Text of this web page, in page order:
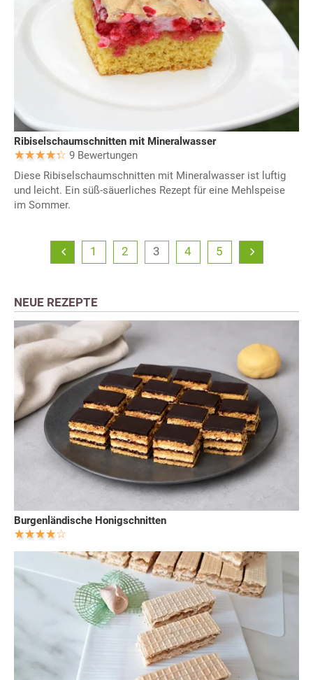
Ribiselschaumschnitten mit Mineralwasser
9 Bewertungen
Diese Ribiselschaumschnitten mit Mineralwasser ist luftig
und leicht. Ein süß-säuerliches Rezept für eine Mehlspeise
im Sommer.
1 2 3 4 5
NEUE REZEPTE
Burgenländische Honigschnitten